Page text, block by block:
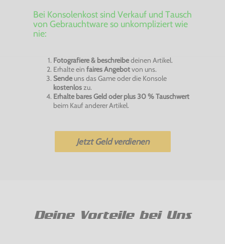
Bei Konsolenkost sind Verkauf und Tausch
von Gebrauchtware so unkompliziert wie
nie:
Fotografiere & beschreibedeinen Artikel.
Erhalte ein faires Angebotvon uns.
Sendeuns das Game oder die Konsole
kostenloszu.
Erhalte bares Geld oder plus 30 % Tauschwert
beim Kauf anderer Artikel.
Jetzt Geld verdienen
Deine Vorteile bei Uns